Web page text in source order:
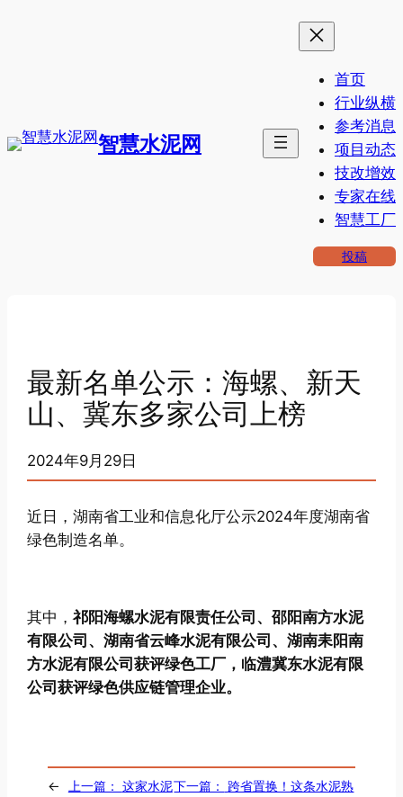
智慧水泥网
首页
行业纵横
参考消息
项目动态
技改增效
专家在线
智慧工厂
投稿
最新名单公示：海螺、新天
山、冀东多家公司上榜
2024年9月29日
近日，湖南省工业和信息化厅公示2024年度湖南省
绿色制造名单。
其中，祁阳海螺水泥有限责任公司、邵阳南方水泥
有限公司、湖南省云峰水泥有限公司、湖南耒阳南
方水泥有限公司获评绿色工厂，临澧冀东水泥有限
公司获评绿色供应链管理企业。
← 上一篇： 这家水泥下一篇：
跨省置换！这条水泥熟